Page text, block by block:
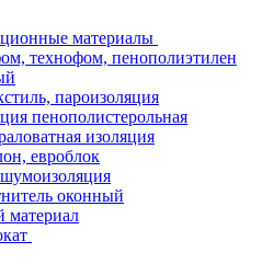
материалы
технофом, пенополиэтилен
пароизоляция
пенополистерольная
изоляция
евроблок
оконный
материал